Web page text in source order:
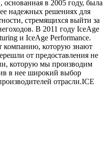
в 2005 году, была
надежных решениях для
стремящихся выйти за
В 2011 году IceAge
и IceAge Performance.
компанию, которую знают
от предоставления не
которую мы производим
в нее широкий выбор
отрасли.ICE